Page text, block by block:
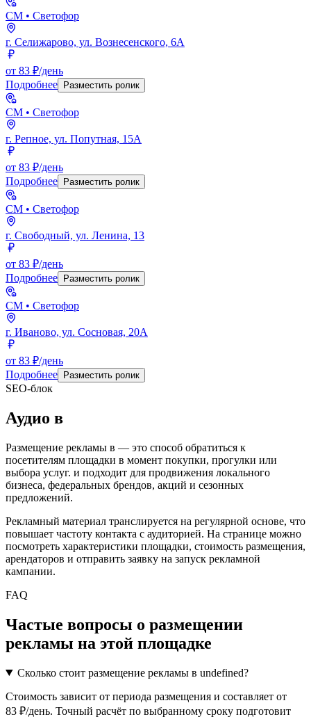
СМ • Светофор
г. Селижарово, ул. Вознесенского, 6А
от 83 ₽/день
Подробнее
Разместить ролик
СМ • Светофор
г. Репное, ул. Попутная, 15А
от 83 ₽/день
Подробнее
Разместить ролик
СМ • Светофор
г. Свободный, ул. Ленина, 13
от 83 ₽/день
Подробнее
Разместить ролик
СМ • Светофор
г. Иваново, ул. Сосновая, 20А
от 83 ₽/день
Подробнее
Разместить ролик
SEO-блок
Аудио в
Размещение рекламы в — это способ обратиться к
посетителям площадки в момент покупки, прогулки или
выбора услуг. и подходит для продвижения локального
бизнеса, федеральных брендов, акций и сезонных
предложений.
Рекламный материал транслируется на регулярной основе, что
повышает частоту контакта с аудиторией. На странице можно
посмотреть характеристики площадки, стоимость размещения,
арендаторов и отправить заявку на запуск рекламной
кампании.
FAQ
Частые вопросы о размещении
рекламы на этой площадке
Сколько стоит размещение рекламы в undefined?
Стоимость зависит от периода размещения и составляет от
83 ₽/день. Точный расчёт по выбранному сроку подготовит